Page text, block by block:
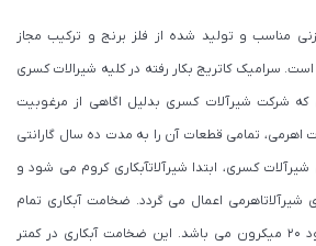
مناسب و تولید شده از فلز برنج و ترکیب مجاز
سرامیک کاتریج بکار رفته در کلیه شیرالات کسری
شرکت شیرآلات کسری بدلیل اگاهی از مرغوبیت
اهرمی، تمامی قطعات آن را به مدت ده سال گارانتی
کسری، ابتدا شیرآلاتآبکاری کروم می شود و
اعمال می گردد. ضخامت آبکاری تمام
محصولات شرکت کسری حدود ۲۰ میکرون می باشد. این ضخامت آبکاری در کمتر